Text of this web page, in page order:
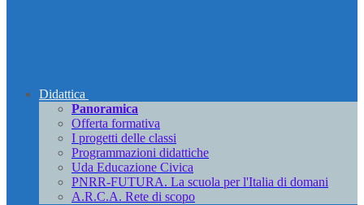
Didattica
Panoramica
Offerta formativa
I progetti delle classi
Programmazioni didattiche
Uda Educazione Civica
PNRR-FUTURA. La scuola per l'Italia di domani
A.R.C.A. Rete di scopo